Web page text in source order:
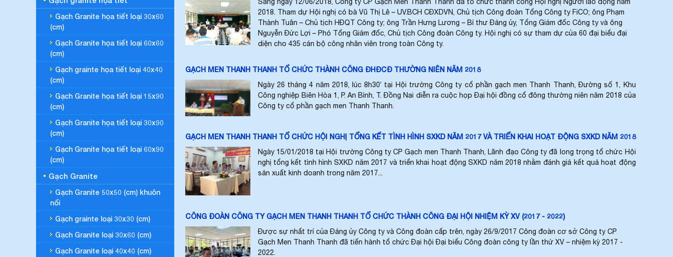
Gạch Granite họa tiết loại 30x60
(cm)
Gạch Granite họa tiết loại 60x60
(cm)
Gạch grainte họa tiết loại 40x40
(cm)
Gạch Granite họa tiết loại 15x90
(cm)
Gạch Granite họa tiết loại 30x90
(cm)
Gạch Granite họa tiết loại 60x90
(cm)
Gạch Granite
Gạch Granite 50x50 (cm) khuôn
nổi
Gạch grainte loại 30x30 (cm)
Gạch Granite loại 30x60 (cm)
Gạch Granite loại 40x40 (cm)
2018. Tham dự Hội nghị có bà Vũ Thị Lê – UV.BCH CĐXDVN, Chủ tịch Công đoàn Tổng Công ty FiCO; ông Phạm
Thành Tuân – Chủ tịch HĐQT Công ty; ông Trần Hưng Lương – Bí thư Đảng ủy, Tổng Giám đốc Công ty và ông
Nguyễn Đức Lợi – Phó Tổng Giám đốc, Chủ tịch Công đoàn Công ty. Hội nghị có sự tham dự của 60 đại biểu đại
diện cho 435 cán bộ công nhân viên trong toàn Công ty.
GẠCH MEN THANH THANH TỔ CHỨC THÀNH CÔNG ĐHĐCĐ THƯỜNG NIÊN NĂM 2018
Ngày 26 tháng 4 năm 2018, lúc 8h30’ tại Hội trường Công ty cổ phần gạch men Thanh Thanh, Đường số 1, Khu
Công nghiệp Biên Hòa 1, P. An Bình, T. Đồng Nai diễn ra cuộc họp Đại hội đồng cổ đông thường niên năm 2018 của
Công ty cổ phần gạch men Thanh Thanh.
GẠCH MEN THANH THANH TỔ CHỨC HỘI NGHỊ TỔNG KẾT TÌNH HÌNH SXKD NĂM 2017 VÀ TRIỂN KHAI HOẠT ĐỘNG SXKD NĂM 2018
Ngày 15/01/2018 tại Hội trường Công ty CP Gạch men Thanh Thanh, Lãnh đạo Công ty đã long trọng tổ chức Hội
nghị tổng kết tình hình SXKD năm 2017 và triển khai hoạt động SXKD năm 2018 nhằm đánh giá kết quả hoạt động
sản xuất kinh doanh trong năm 2017...
CÔNG ĐOÀN CÔNG TY GẠCH MEN THANH THANH TỔ CHỨC THÀNH CÔNG ĐẠI HỘI NHIỆM KỲ XV (2017 - 2022)
Được sự nhất trí của Đảng ủy Công ty và Công đoàn cấp trên, ngày 26/9/2017 Công đoàn cơ sở Công ty CP
Gạch Men Thanh Thanh đã tiến hành tổ chức Đại hội Đại biểu Công đoàn công ty lần thứ XV – nhiệm kỳ 2017 -
2022.